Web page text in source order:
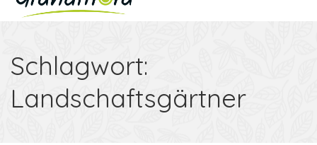
Schlagwort:
Landschaftsgärtner